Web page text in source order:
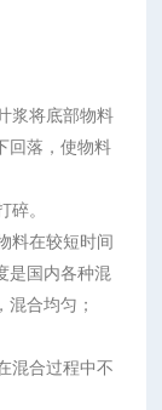
浆将底部物料
回落，使物料
碎。
料在较短时间
是国内各种混
混合均匀 ；
混合过程中不